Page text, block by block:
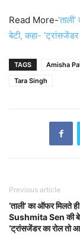
Read More-
बेटी, कहा- ‘ट्रांसजेंडर
TAGS Amisha
Tara Singh
Previous article
‘ताली’ का ऑफर मिलते
Sushmita Sen की
‘ट्रांसजेंडर का रोल तो